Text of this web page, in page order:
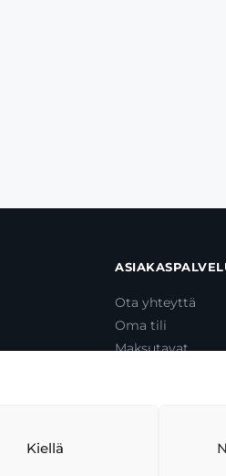
Kiellä
Ota yhteyttä
Oma tili
Maksutavat